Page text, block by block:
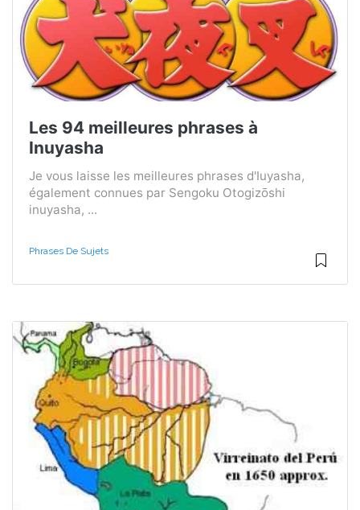
Les 94 meilleures phrases à
Inuyasha
Je vous laisse les meilleures phrases d'Iuyasha,
également connues par Sengoku Otogizōshi
inuyasha, ...
Phrases De Sujets